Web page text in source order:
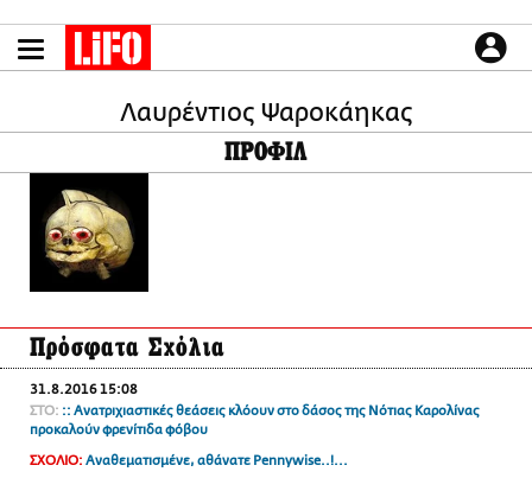
το
περιεχόμενο
LIFO SHOP
NEWSLETTER
ΜΙΚΡΟΠΡΑΓΜΑΤΑ
THE GOOD LIFO
CULTURE
ΤΡΟΠΟΣ ΖΩΗΣ
PODCASTS
Plus
Λαυρέντιος Ψαροκάηκας
ΠΡΟΦΙΛ
Πρόσφατα Σχόλια
31.8.2016 15:08
ΣΤΟ: :: Ανατριχιαστικές θεάσεις κλόουν στο δάσος της Νότιας Καρολίνας
προκαλούν φρενίτιδα φόβου
ΣΧΟΛΙΟ: Αναθεματισμένε, αθάνατε Pennywise..!...